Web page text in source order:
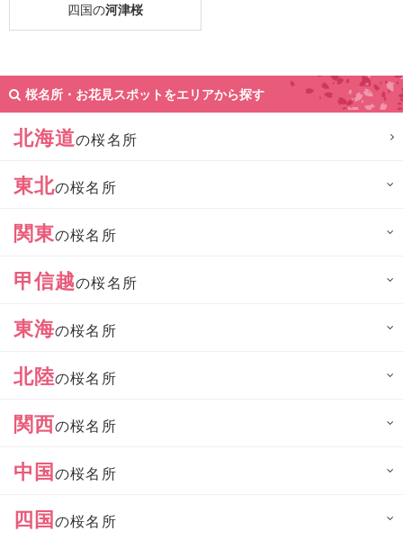
四国の河津桜
桜名所・お花見スポットをエリアから探す
北海道の桜名所
東北の桜名所
関東の桜名所
甲信越の桜名所
東海の桜名所
北陸の桜名所
関西の桜名所
中国の桜名所
四国の桜名所